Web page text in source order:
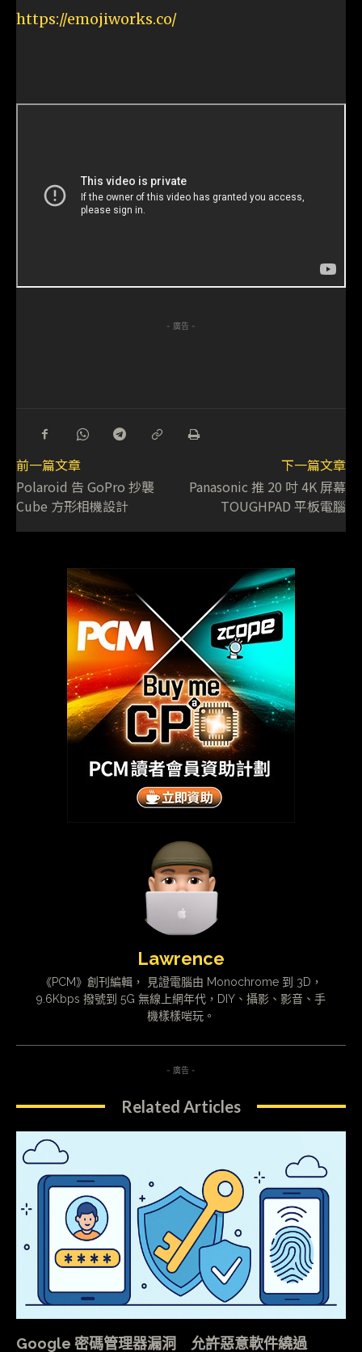
https://emojiworks.co/
- 廣告 -
前一篇文章
Polaroid 告 GoPro 抄襲
Cube 方形相機設計
下一篇文章
Panasonic 推 20 吋 4K 屏幕
TOUGHPAD 平板電腦
Lawrence
《PCM》創刊編輯， 見證電腦由 Monochrome 到 3D，
9.6Kbps 撥號到 5G 無線上網年代，DIY、攝影、影音、手
機樣樣啱玩。
- 廣告 -
Related Articles
Google 密碼管理器漏洞 允許惡意軟件繞過